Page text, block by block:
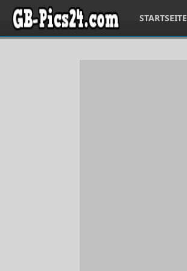
STARTSEITE